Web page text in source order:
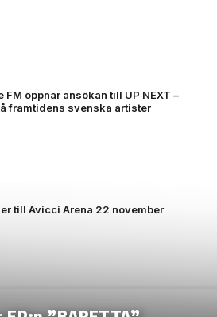
FM öppnar ansökan till UP NEXT –
framtidens svenska artister
till Avicci Arena 22 november